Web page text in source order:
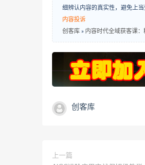
细辨认内容的真实性，避免上
内容投诉
创客库 » 内容时代全域获客课
创客库
上一篇